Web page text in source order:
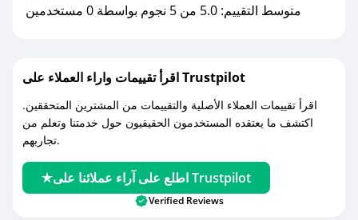
كوبونات خصم حصرية من مجوهرات ألف!
متوسط التقييم: 5.0 من 5 نجوم بواسطة 0 مستخدمين
اقرأ تقييمات واراء العملاء على Trustpilot
اقرأ تقييمات العملاء الأصلية والتقييمات من المشترين المتحققين.
اكتشف ما يعتقده المستخدمون الحقيقيون حول خدمتنا وتعلم من
تجاربهم.
اطلع على آراء عملائنا على Trustpilot
Verified Reviews